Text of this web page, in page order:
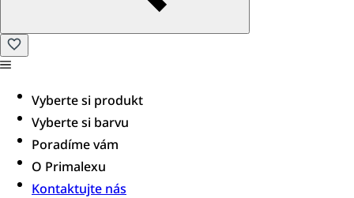
Vyberte si produkt
Vyberte si barvu
Poradíme vám​
O Primalexu
Kontaktujte nás